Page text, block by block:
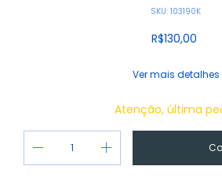
SKU: 103190K
R$130,00
Ver mais detalhes
Atenção, última